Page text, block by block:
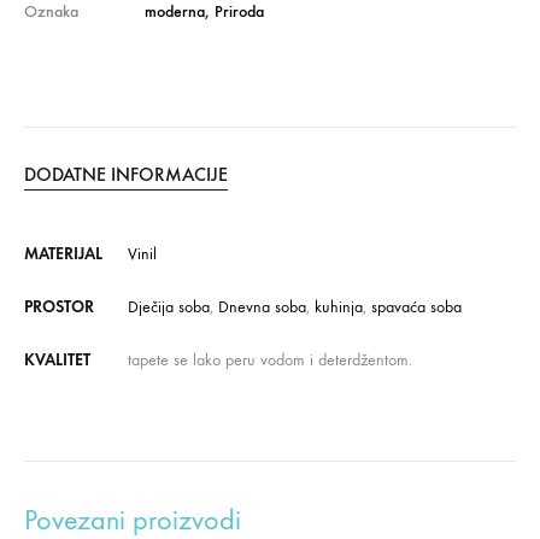
Oznaka
moderna, Priroda
DODATNE INFORMACIJE
MATERIJAL Vinil
PROSTOR Dječija soba, Dnevna soba, kuhinja, spavaća soba
KVALITET tapete se lako peru vodom i deterdžentom.
Povezani proizvodi